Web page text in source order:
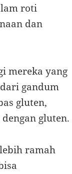
roti
dan
mereka yang
gandum
gluten,
gluten.
ramah